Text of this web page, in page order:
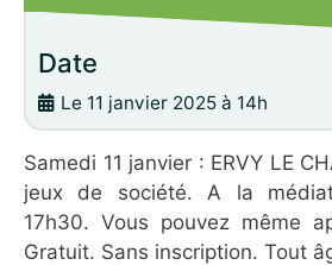
Date
Le 11 janvier 2025 à 14h
Samedi 11 janvier : ERVY LE
jeux de société. A la
17h30. Vous pouvez même
Gratuit. Sans inscription. Tout